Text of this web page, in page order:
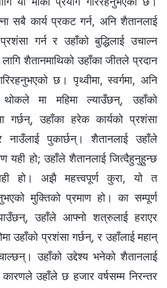
सबै कार्य प्रकट गर्न, अनि शैतानलाई
गर्न र उहाँको बुद्धिलाई उचाल्न
लागि शैतानमाथिको उहाँका जीतले प्रदान
छ। पृथ्वीमा, स्वर्गमा, अनि
मा महिमा ल्याउँछन्, उहाँको
गर्छन्, उहाँका हरेक कार्यको प्रशंसा
नाउँलाई पुकार्छन्। शैतानलाई उहाँले
यही हो; उहाँले शैतानलाई जित्दैहुनुहुन्छ
हो। अझै महत्त्वपूर्ण कुरा, यो त
मुक्तिको प्रमाण हो। का सम्पूर्ण
उहाँले आफ्नो शत्रुलाई हराएर
उहाँको प्रशंसा गर्छन्, र उहाँलाई महान्
उहाँको उद्देश्य भनेको शैतानलाई
कारणले उहाँले छ हजार वर्षसम्म निरन्तर